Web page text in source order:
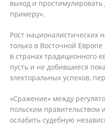
выход и простимулировать
примеру».
Рост националистических
только в Восточной
в странах традиционного
пусть и не добившиеся
электоральных успехов,
«Сражение» между
польским правительством
ослабить судебную